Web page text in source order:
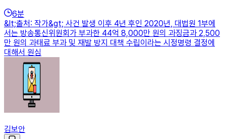
6분
&lt;출처: 작가&gt; 사건 발생 이후 4년 후인 2020년, 대법원 1부에
서는 방송통신위원회가 부과한 44억 8,000만 원의 과징금과 2,500
만 원의 과태료 부과 및 재발 방지 대책 수립이라는 시정명령 결정에
대해서 원심
김보안